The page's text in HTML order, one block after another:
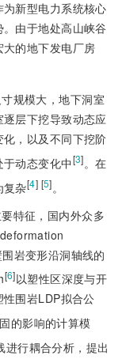
新型电力系统核心
由于地处高山峡谷
的地下发电厂房
规模大，地下洞室
层下挖导致动态应
，以及不同下挖阶
动态变化中[3]。在
复杂[4] [5]。
特征，国内外众多
岩变形沿洞轴线的
[6]以塑性区深度与开
围岩LDP拟合公
的影响的计算模
行耦合分析，提出